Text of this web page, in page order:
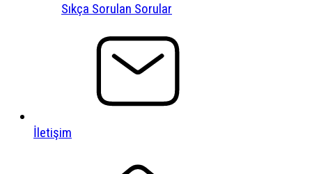
Sıkça Sorulan Sorular
İletişim